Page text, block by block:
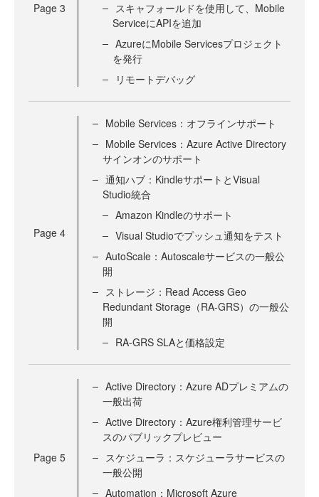
Page 3
スキャフォールドを使用して、Mobile
ServiceにAPIを追加
AzureにMobile Servicesプロジェクト
を発行
リモートデバッグ
Page 4
Mobile Services：オフラインサポート
Mobile Services：Azure Active Directory
サインオンのサポート
通知ハブ：KindleサポートとVisual
Studio統合
Amazon Kindleのサポート
Visual Studioでプッシュ通知をテスト
AutoScale：Autoscaleサービスの一般公
開
ストレージ：Read Access Geo
Redundant Storage（RA-GRS）の一般公
開
RA-GRS SLAと価格設定
Page 5
Active Directory：Azure ADプレミアムの
一般出荷
Active Directory：Azure権利管理サービ
スのパブリックプレビュー
スケジューラ：スケジューラサービスの
一般公開
Automation：Microsoft Azure